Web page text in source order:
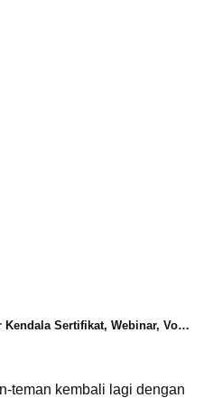
Sertifikat, Webinar, Voucher Skill Academy, PRAKERJA
teman kembali lagi dengan